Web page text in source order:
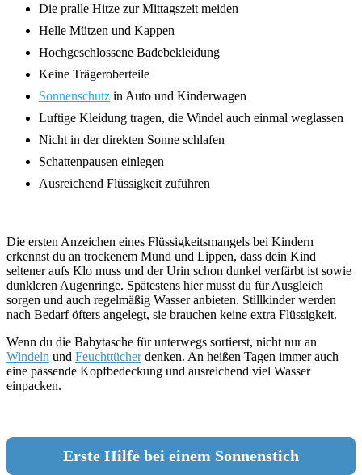
Die pralle Hitze zur Mittagszeit meiden
Helle Mützen und Kappen
Hochgeschlossene Badebekleidung
Keine Trägeroberteile
Sonnenschutz in Auto und Kinderwagen
Luftige Kleidung tragen, die Windel auch einmal weglassen
Nicht in der direkten Sonne schlafen
Schattenpausen einlegen
Ausreichend Flüssigkeit zuführen
Die ersten Anzeichen eines Flüssigkeitsmangels bei Kindern
erkennst du an trockenem Mund und Lippen, dass dein Kind
seltener aufs Klo muss und der Urin schon dunkel verfärbt ist sowie
dunkleren Augenringe. Spätestens hier musst du für Ausgleich
sorgen und auch regelmäßig Wasser anbieten. Stillkinder werden
nach Bedarf öfters angelegt, sie brauchen keine extra Flüssigkeit.
Wenn du die Babytasche für unterwegs sortierst, nicht nur an
Windeln und Feuchttücherdenken. An heißen Tagen immer auch
eine passende Kopfbedeckung und ausreichend viel Wasser
einpacken.
Erste Hilfe bei einem Sonnenstich